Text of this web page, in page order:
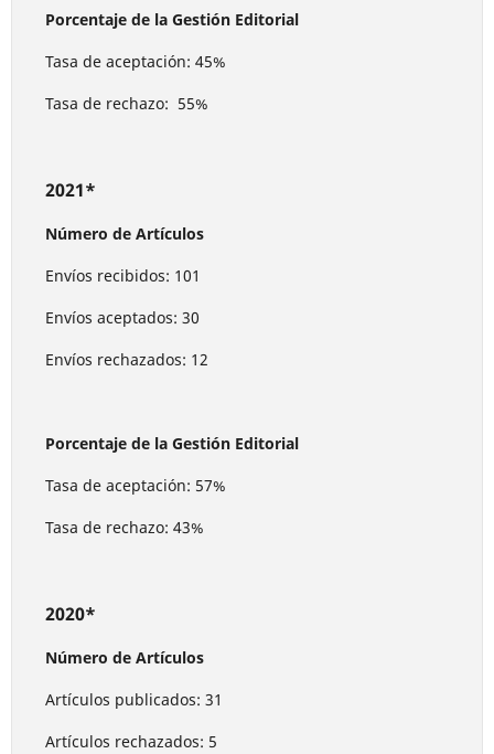
Porcentaje de la Gestión Editorial
Tasa de aceptación: 45%
Tasa de rechazo: 55%
2021*
Número de Artículos
Envíos recibidos: 101
Envíos aceptados: 30
Envíos rechazados: 12
Porcentaje de la Gestión Editorial
Tasa de aceptación: 57%
Tasa de rechazo: 43%
2020*
Número de Artículos
Artículos publicados: 31
Artículos rechazados: 5